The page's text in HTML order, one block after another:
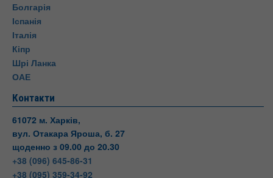
Болгарія
Іспанія
Італія
Кіпр
Шрі Ланка
ОАЕ
Контакти
61072 м. Харків,
вул. Отакара Яроша, б. 27
щоденно з 09.00 до 20.30
+38 (096) 645-86-31
+38 (095) 359-34-92